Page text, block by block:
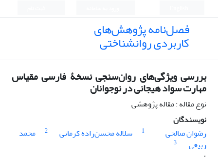
فصل‌نامه پژوهش‌های
کاربردی روانشناختی
بررسی ویژگی‌های روان‌سنجی نسخۀ فارسی مقیاس
مهارت سواد هیجانی در نوجوانان
نوع مقاله : مقاله پژوهشی
نویسندگان
رضوان صالحی
1 سلاله محسن‌زاده کرمانی 2
محمد
ربیعی
3